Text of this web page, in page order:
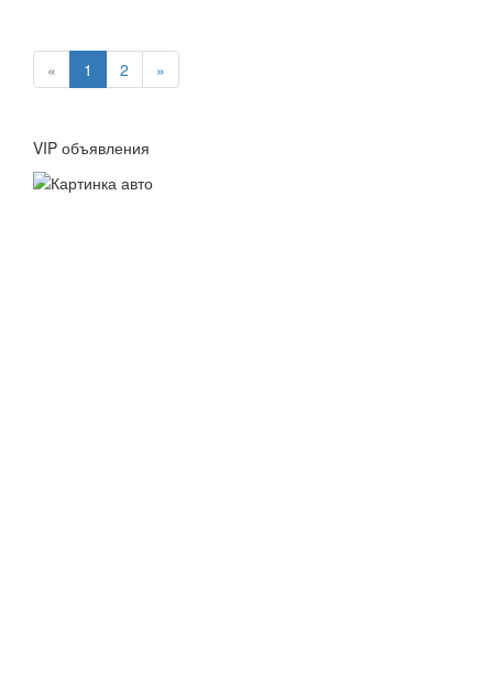
« 1 2 »
VIP объявления